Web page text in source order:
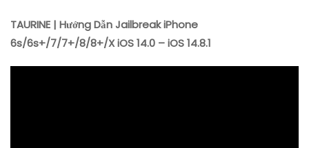
TAURINE | Hướng Dẫn Jailbreak iPhone
6s/6s+/7/7+/8/8+/X iOS 14.0 – iOS 14.8.1